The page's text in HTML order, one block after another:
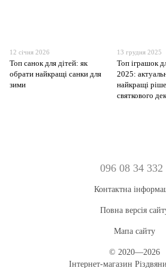
12 січня 2026
Топ санок для дітей: як
обрати найкращі санки для
зими
13 грудня 2025
Топ іграшок
2025:
найкращі
святкового
096 08 34 332
Контактна
Повна версія
Мапа сайту
© 2020—2026
Інтернет-магазин